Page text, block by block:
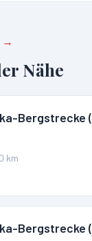
→
Nähe
Bergstrecke
0 km
Bergstrecke